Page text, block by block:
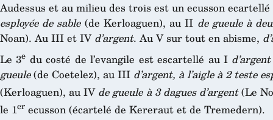
Audessus et au milieu des trois est un ecusson
esployée de sable(de Kerloaguen), au II de gueule à
Noan). Au III et IV d’argent. Au V sur tout en abisme,
Le 3e du costé de l’evangile est escartellé au I
gueule(de Coetelez), au III d’argent, à l’aigle à 2 teste
(Kerloaguen), au IV de gueule à 3 dagues d’argent(Le
le 1er ecusson (écartelé de Kereraut et de Tremedern).